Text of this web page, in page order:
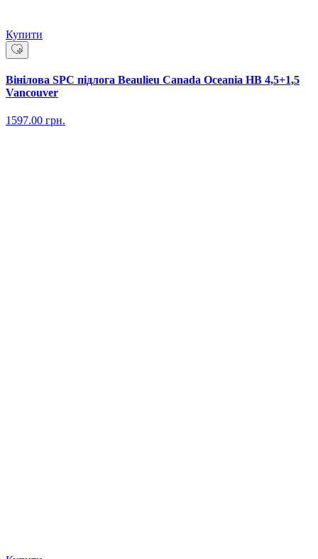
Купити
Вінілова SPC підлога Beaulieu Canada Oceania HB 4,5+1,5
Vancouver
1597.00 грн.